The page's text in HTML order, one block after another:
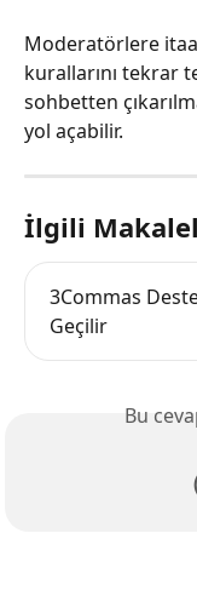
Moderatörlere
kurallarını tekrar
sohbetten
yol açabilir.
İlgili
3Commas
Geçilir
Bu